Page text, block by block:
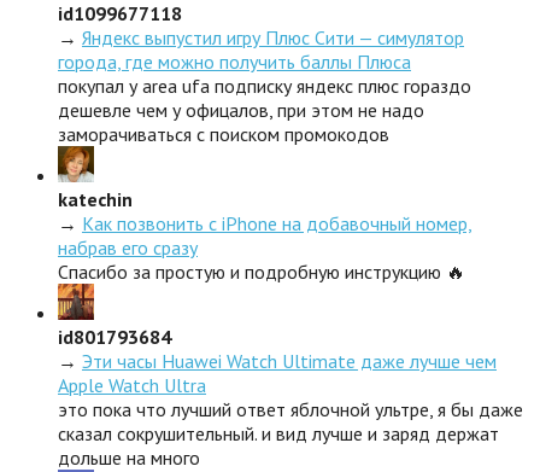
id1099677118
→ Яндекс выпустил игру Плюс Сити — симулятор
города, где можно получить баллы Плюса
покупал у area ufa подписку яндекс плюс гораздо
дешевле чем у офицалов, при этом не надо
заморачиваться с поиском промокодов
katechin
→ Как позвонить с iPhone на добавочный номер,
набрав его сразу
Спасибо за простую и подробную инструкцию 🔥
id801793684
→ Эти часы Huawei Watch Ultimate даже лучше чем
Apple Watch Ultra
это пока что лучший ответ яблочной ультре, я бы даже
сказал сокрушительный. и вид лучше и заряд держат
дольше на много